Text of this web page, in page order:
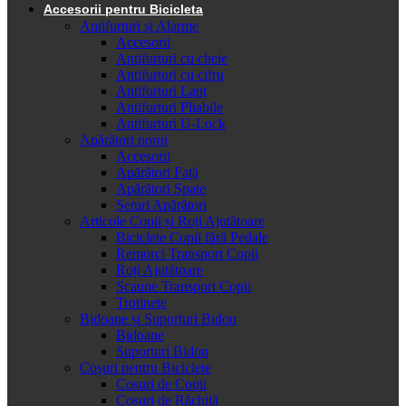
Accesorii pentru Bicicleta
Antifurturi și Alarme
Accesorii
Antifurturi cu cheie
Antifurturi cu cifru
Antifurturi Lanț
Antifurturi Pliabile
Antifurturi U-Lock
Apărători noroi
Accesorii
Apărători Față
Apărători Spate
Seturi Apărători
Articole Copii și Roți Ajutătoare
Biciclete Copii fără Pedale
Remorci Transport Copii
Roți Ajutătoare
Scaune Transport Copii
Trotinete
Bidoane și Suporturi Bidon
Bidoane
Suporturi Bidon
Coșuri pentru Biciclete
Cosuri de Copii
Coșuri de Răchită